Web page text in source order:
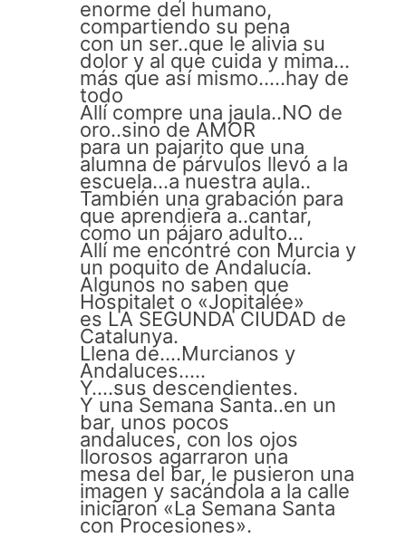
enorme del humano,
compartiendo su pena
con un ser..que le alivia su
dolor y al que cuida y mima…
más que así mismo…..hay de
todo
Allí compre una jaula..NO de
oro..sino de AMOR
para un pajarito que una
alumna de párvulos llevó a la
escuela…a nuestra aula..
También una grabación para
que aprendiera a..cantar,
como un pájaro adulto…
Allí me encontré con Murcia y
un poquito de Andalucía.
Algunos no saben que
Hospitalet o «Jopitalée»
es LA SEGUNDA CIUDAD de
Catalunya.
Llena de….Murcianos y
Andaluces…..
Y….sus descendientes.
Y una Semana Santa..en un
bar, unos pocos
andaluces, con los ojos
llorosos agarraron una
mesa del bar, le pusieron una
imagen y sacándola a la calle
iniciaron «La Semana Santa
con Procesiones».